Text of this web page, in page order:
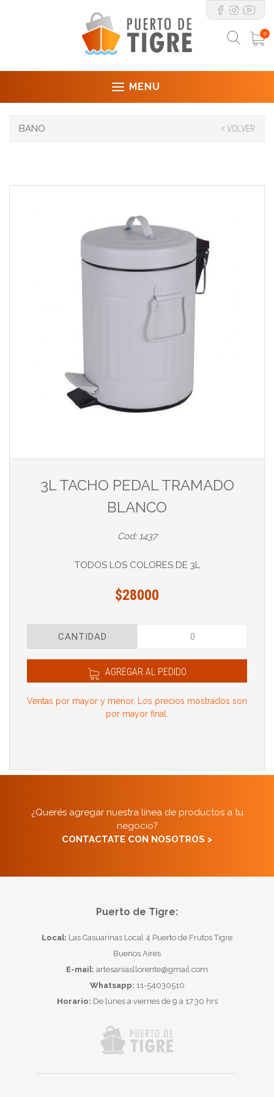
0
MENU
BANO < VOLVER
3L TACHO PEDAL TRAMADO
BLANCO
Cod: 1437
TODOS LOS COLORES DE 3L
$28000
CANTIDAD
AGREGAR AL PEDIDO
Ventas por mayor y menor. Los precios mostrados son
por mayor final.
¿Querés agregar nuestra línea de productos a tu
negocio?
CONTACTATE CON NOSOTROS >
Puerto de Tigre:
Local: Las Casuarinas Local 4 Puerto de Frutos Tigre
Buenos Aires
E-mail: artesaniasllorente@gmail.com
Whatsapp: 11-54030510
Horario: De lunes a viernes de 9 a 17.30 hrs